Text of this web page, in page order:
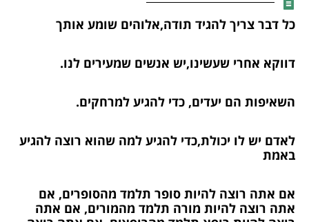
כל דבר צריך להגיד תודה,אלוהים שומע אותך
דווקא אחרי שעשינו,יש אנשים שמעירים לנו.
השאיפות הם יעדים, כדי להגיע למרחקים.
לאדם יש לו יכולת,כדי להגיע למה שהוא רוצה להגיע
באמת
אם אתה רוצה להיות סופר תלמד מהסופרים, אם
אתה רוצה להיות מורה תלמד מהמורים, אם אתה